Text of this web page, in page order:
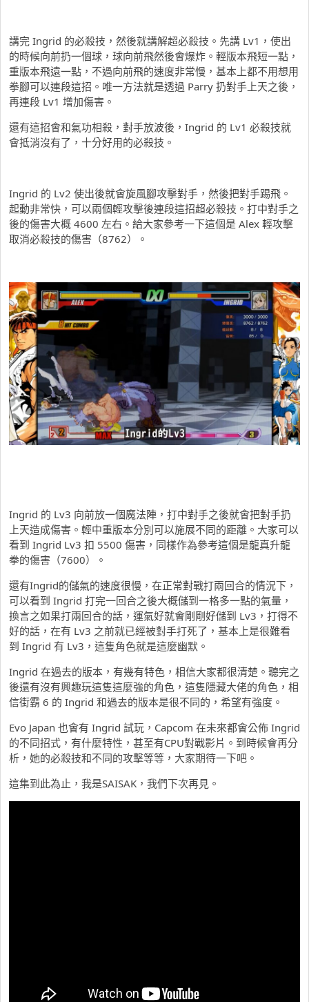
講完 Ingrid 的必殺技，然後就講解超必殺技。先講 Lv1，使出
的時候向前扔一個球，球向前飛然後會爆炸。輕版本飛短一點，
重版本飛遠一點，不過向前飛的速度非常慢，基本上都不用想用
拳腳可以連段這招。唯一方法就是透過 Parry 扔對手上天之後，
再連段 Lv1 增加傷害。
還有這招會和氣功相殺，對手放波後，Ingrid 的 Lv1 必殺技就
會抵消沒有了，十分好用的必殺技。
Ingrid 的 Lv2 使出後就會旋風腳攻擊對手，然後把對手踢飛。
起動非常快，可以兩個輕攻擊後連段這招超必殺技。打中對手之
後的傷害大概 4600 左右。給大家參考一下這個是 Alex 輕攻擊
取消必殺技的傷害（8762）。
Ingrid 的 Lv3 向前放一個魔法陣，打中對手之後就會把對手扔
上天造成傷害。輕中重版本分別可以施展不同的距離。大家可以
看到 Ingrid Lv3 扣 5500 傷害，同樣作為參考這個是龍真升龍
拳的傷害（7600）。
還有Ingrid的儲氣的速度很慢，在正常對戰打兩回合的情況下，
可以看到 Ingrid 打完一回合之後大概儲到一格多一點的氣量，
換言之如果打兩回合的話，運氣好就會剛剛好儲到 Lv3，打得不
好的話，在有 Lv3 之前就已經被對手打死了，基本上是很難看
到 Ingrid 有 Lv3，這隻角色就是這麼幽默。
Ingrid 在過去的版本，有幾有特色，相信大家都很清楚。聽完之
後還有沒有興趣玩這隻這麼強的角色，這隻隱藏大佬的角色，相
信街霸 6 的 Ingrid 和過去的版本是很不同的，希望有強度。
Evo Japan 也會有 Ingrid 試玩，Capcom 在未來都會公佈 Ingrid
的不同招式，有什麼特性，甚至有CPU對戰影片。到時候會再分
析，她的必殺技和不同的攻擊等等，大家期待一下吧。
這集到此為止，我是SAISAK，我們下次再見。